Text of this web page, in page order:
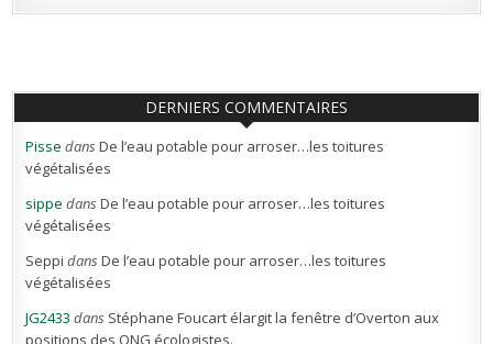
DERNIERS COMMENTAIRES
Pisse dansDe l’eau potable pour arroser…les toitures
végétalisées
sippe dansDe l’eau potable pour arroser…les toitures
végétalisées
Seppi dansDe l’eau potable pour arroser…les toitures
végétalisées
JG2433 dans Stéphane Foucart élargit la fenêtre d’Overton aux
positions des ONG écologistes.